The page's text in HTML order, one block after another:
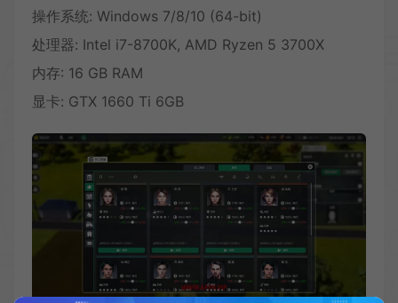
操作系统: Windows 7/8/10 (64-bit)
处理器: Intel i7-8700K, AMD Ryzen 5 3700X
内存: 16 GB RAM
显卡: GTX 1660 Ti 6GB